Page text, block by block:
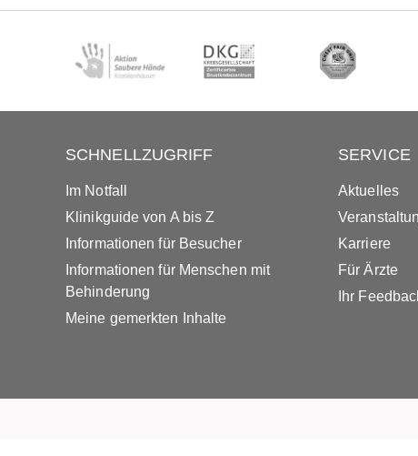
SCHNELLZUGRIFF
Im Notfall
Klinikguide von A bis Z
Informationen für Besucher
Informationen für Menschen mit
Behinderung
Meine gemerkten Inhalte
SERVICE
Aktuelles
Karriere
Für Ärzte
Ihr